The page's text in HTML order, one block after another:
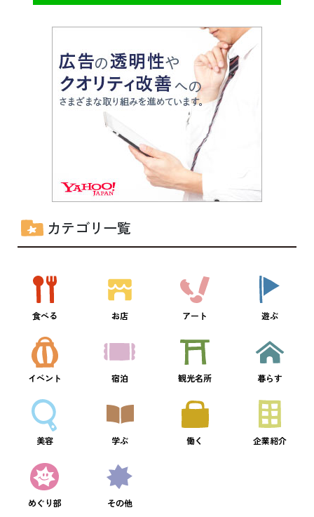
カテゴリ一覧
食べる お店 アート 遊ぶ
イベント 宿泊 観光名所 暮らす
美容 学ぶ 働く 企業紹介
めぐり部 その他